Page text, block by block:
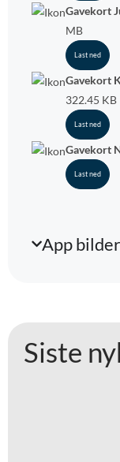
Gavekort
MB
Last ned
Gavekort
322.45 KB
Last ned
Gavekort
Last ned
App bilder
Siste